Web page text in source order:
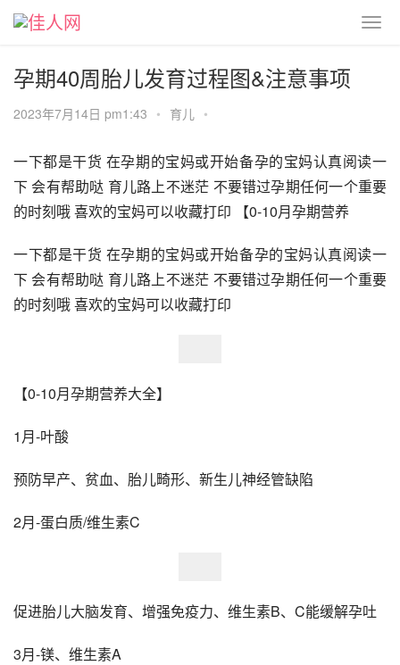
孕期40周胎儿发育过程图&注意事项
2023年7月14日 pm1:43 • 育儿 •
一下都是干货 在孕期的宝妈或开始备孕的宝妈认真阅读一
下 会有帮助哒 育儿路上不迷茫 不要错过孕期任何一个重要
的时刻哦 喜欢的宝妈可以收藏打印 【0-10月孕期营养
一下都是干货 在孕期的宝妈或开始备孕的宝妈认真阅读一
下 会有帮助哒 育儿路上不迷茫 不要错过孕期任何一个重要
的时刻哦 喜欢的宝妈可以收藏打印
【0-10月孕期营养大全】
1月-叶酸
预防早产、贫血、胎儿畸形、新生儿神经管缺陷
2月-蛋白质/维生素C
促进胎儿大脑发育、增强免疫力、维生素B、C能缓解孕吐
3月-镁、维生素A